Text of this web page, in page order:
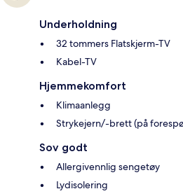
Underholdning
32 tommers Flatskjerm-TV
Kabel-TV
Hjemmekomfort
Klimaanlegg
Strykejern/-brett (på
Sov godt
Allergivennlig sengetøy
Lydisolering